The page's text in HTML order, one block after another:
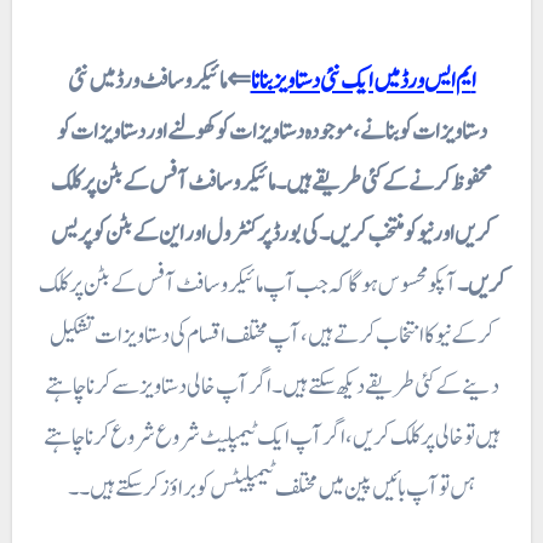
ایم ایس ورڈ میں ایک نئی دستاویز بنانا⇐ مائیکروسافٹ ورڈ میں نئی
دستاویزات کو بنانے ، موجودہ دستاویزات کو کھولنے اور دستاویزات کو
محفوظ کرنے کے کئی طریقے ہیں۔ مائیکروسافٹ آفس کے بٹن پر کلک
کریں اور نیو کو منتخب کریں۔ کی بورڈ پر کنٹرول اور این کے بٹن کو پریس
کریں۔آپکو محسوس ہوگا کہ جب آپ مائیکرو سافٹ آفس کے بٹن پر کلک
کر کے نیو کا انتخاب کرتے ہیں، آپ مختلف اقسام کی دستاویزات تشکیل
دینے کے کئی طریقے دیکھ سکتے ہیں۔ اگر آپ خالی دستاویز سے کرنا چاہتے
ہیں تو خالی پر کلک کریں، اگر آپ ایک ٹیمپلیٹ شروع شروع کرنا چاہتے
ہں تو آپ بائیں پین میں مختلف ٹیمپلیٹس کو براؤز کرسکتے ہیں۔۔